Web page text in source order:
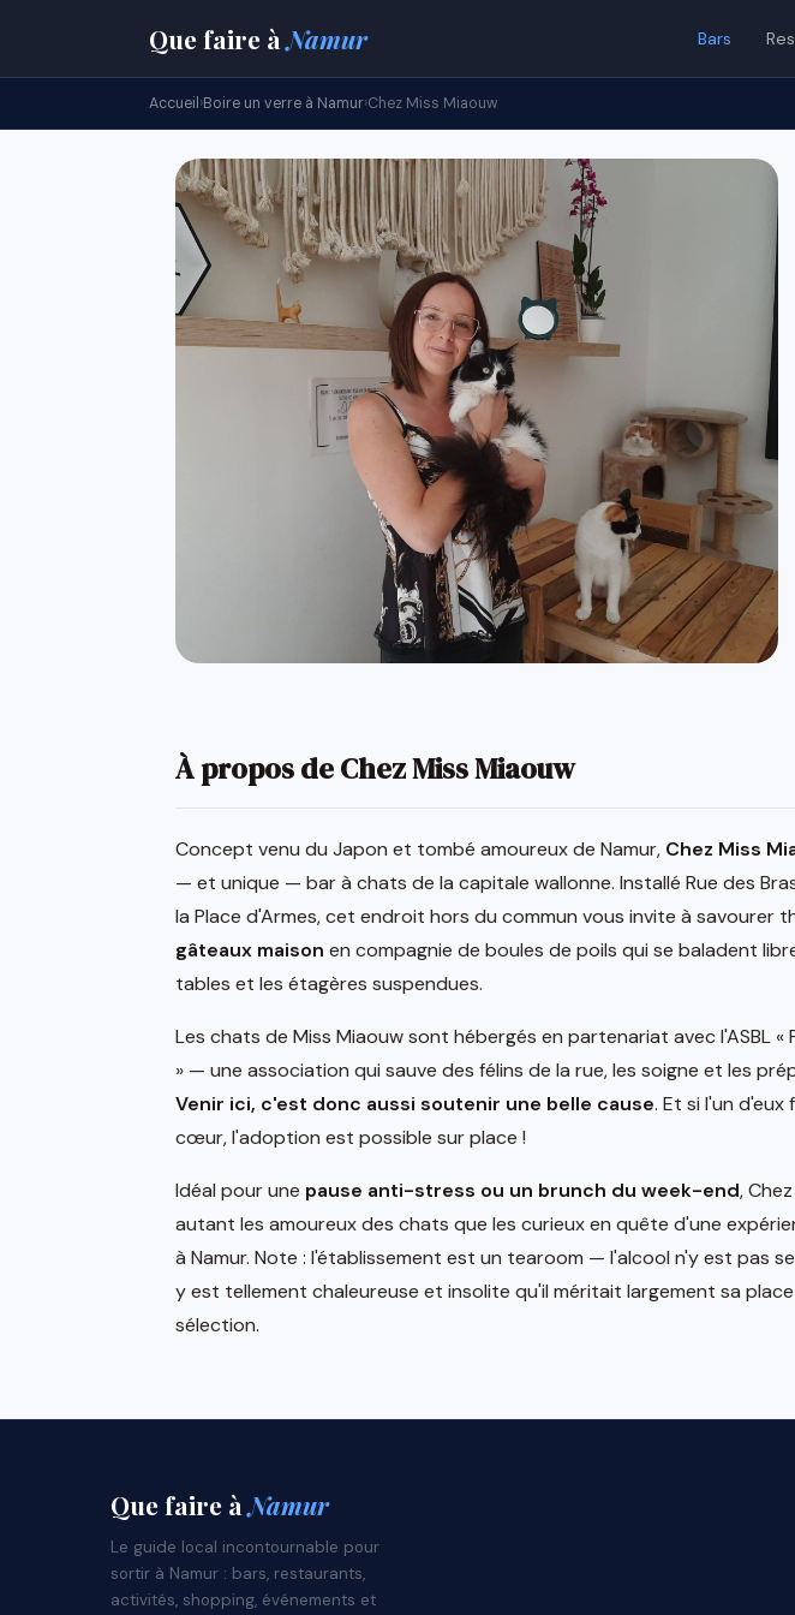
Que faire àNamur Bars
Accueil ›Boire un verre à Namur›Chez Miss Miaouw
À propos de Chez Miss Miaouw
Concept venu du Japon et tombé amoureux de Namur, Chez Miss
— et unique — bar à chats de la capitale wallonne. Installé Rue des
la Place d'Armes, cet endroit hors du commun vous invite à savourer
gâteaux maison en compagnie de boules de poils qui se baladent
tables et les étagères suspendues.
Les chats de Miss Miaouw sont hébergés en partenariat avec l'ASBL «
» — une association qui sauve des félins de la rue, les soigne et les
Venir ici, c'est donc aussi soutenir une belle cause. Et si l'un
cœur, l'adoption est possible sur place !
Idéal pour une pause anti-stress ou un brunch du week-end,
autant les amoureux des chats que les curieux en quête d'une
à Namur. Note : l'établissement est un tearoom — l'alcool n'y est pas
y est tellement chaleureuse et insolite qu'il méritait largement sa
sélection.
Que faire àNamur
Le guide local incontournable pour
sortir à Namur : bars, restaurants,
activités, shopping, événements et